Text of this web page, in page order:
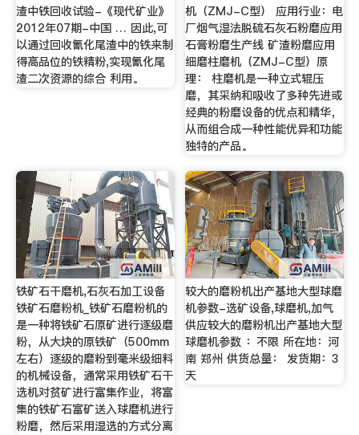
渣中铁回收试验-《现代矿业》
2012年07期-中国 … 因此,可
以通过回收氰化尾渣中的铁来制
得高品位的铁精粉,实现氰化尾
渣二次资源的综合 利用。
机（ZMJ-C型） 应用行业：电
厂烟气湿法脱硫石灰石粉磨应用
石膏粉磨生产线 矿渣粉磨应用
细磨柱磨机（ZMJ-C型）原
理： 柱磨机是一种立式辊压
磨，其采纳和吸收了多种先进或
经典的粉磨设备的优点和精华，
从而组合成一种性能优异和功能
独特的产品。
铁矿石干磨机,石灰石加工设备
铁矿石磨粉机_铁矿石磨粉机的
是一种将铁矿石原矿进行逐级磨
粉，从大块的原铁矿（500mm
左右）逐级的磨粉到毫米级细料
的机械设备，通常采用铁矿石干
选机对贫矿进行富集作业，将富
集的铁矿石富矿送入球磨机进行
粉磨，然后采用湿选的方式分离
较大的磨粉机出产基地大型球磨
机参数-选矿设备,球磨机,加气
供应较大的磨粉机出产基地大型
球磨机参数 ：不限 所在地：河
南 郑州 供货总量： 发货期：3
天